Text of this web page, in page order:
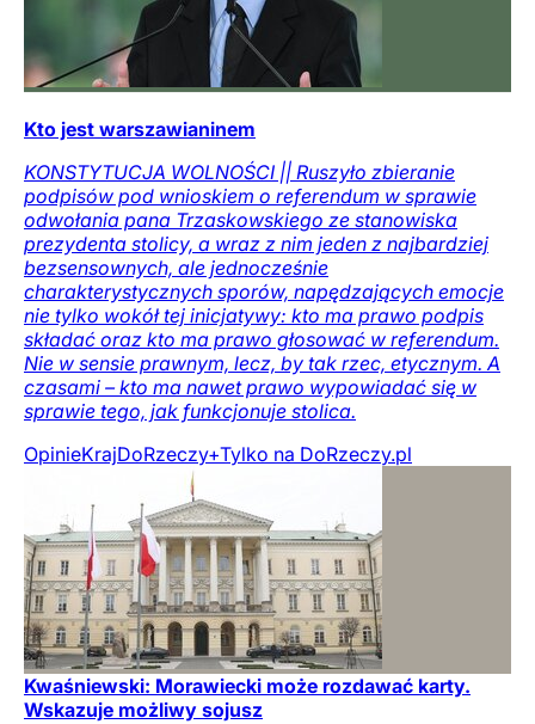
Kto jest warszawianinem
KONSTYTUCJA WOLNOŚCI || Ruszyło zbieranie
podpisów pod wnioskiem o referendum w sprawie
odwołania pana Trzaskowskiego ze stanowiska
prezydenta stolicy, a wraz z nim jeden z najbardziej
bezsensownych, ale jednocześnie
charakterystycznych sporów, napędzających emocje
nie tylko wokół tej inicjatywy: kto ma prawo podpis
składać oraz kto ma prawo głosować w referendum.
Nie w sensie prawnym, lecz, by tak rzec, etycznym. A
czasami – kto ma nawet prawo wypowiadać się w
sprawie tego, jak funkcjonuje stolica.
OpinieKrajDoRzeczy+Tylko na DoRzeczy.pl
Kwaśniewski: Morawiecki może rozdawać karty.
Wskazuje możliwy sojusz